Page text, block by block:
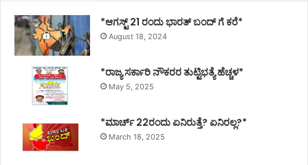
*ಆಗಸ್ಟ್ 21 ರಂದು ಭಾರತ್‌ ಬಂದ್‌ ಗೆ ಕರೆ*
August 18, 2024
*ರಾಜ್ಯ ಸರ್ಕಾರಿ ನೌಕರರ ತುಟ್ಟಿಭತ್ಯೆ ಹೆಚ್ಚಳ*
May 5, 2025
*ಮಾರ್ಚ್ 22ರಂದು ಏನಿರುತ್ತೆ? ಏನಿರಲ್ಲ?*
March 18, 2025